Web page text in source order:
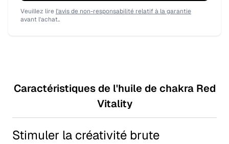
Veuillez lire l'avis de non-responsabilité relatif à la garantie
avant l'achat..
Caractéristiques de l'huile de chakra Red
Vitality
Stimuler la créativité brute